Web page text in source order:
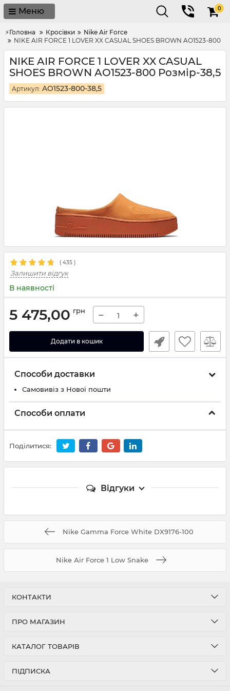
Меню 0
⚡Головна Кросівки
Nike Air Force
NIKE AIR FORCE 1 LOVER XX CASUAL SHOES BROWN AO1523-800
NIKE AIR FORCE 1 LOVER XX CASUAL
SHOES BROWN AO1523-800 Розмір-38,5
Артикул: AO1523-800-38,5
( 435 )
Залишити відгук
В наявності
5 475,00 грн − +
Додати в кошик
Способи доставки
Самовивіз з Нової пошти
Способи оплати
Поділитися:
Відгуки
Nike Gamma Force White DX9176-100
Nike Аir Force 1 Low Snake
КОНТАКТИ
ПРО МАГАЗИН
КАТАЛОГ ТОВАРІВ
ПІДПИСКА